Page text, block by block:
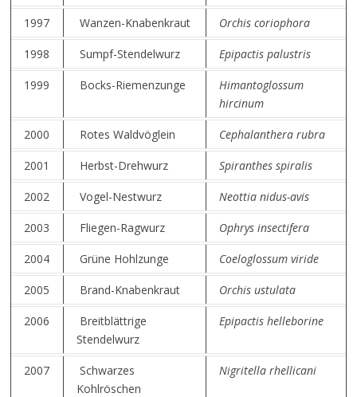
1997 Wanzen-Knabenkraut Orchis coriophora
1998 Sumpf-Stendelwurz Epipactis palustris
1999 Bocks-Riemenzunge
Himantoglossum
hircinum
2000 Rotes Waldvöglein Cephalanthera rubra
2001 Herbst-Drehwurz Spiranthes spiralis
2002 Vogel-Nestwurz Neottia nidus-avis
2003 Fliegen-Ragwurz Ophrys insectifera
2004 Grüne Hohlzunge Coeloglossum viride
2005 Brand-Knabenkraut Orchis ustulata
2006
Breitblättrige
Stendelwurz
Epipactis helleborine
2007
Schwarzes
Kohlröschen
Nigritella rhellicani